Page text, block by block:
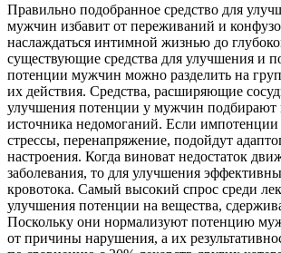
Правильно подобранное средство для
мужчин избавит от переживаний и
наслаждаться интимной жизнью до
существующие средства для улучшения и
потенции мужчин можно разделить на
их действия. Средства, расширяющие
улучшения потенции у мужчин подбирают
источника недомоганий. Если импотенции
стрессы, перенапряжение, подойдут
настроения. Когда виноват недостаток
заболевания, то для улучшения
кровотока. Самый высокий спрос среди
улучшения потенции на вещества,
Поскольку они нормализуют потенцию
от причины нарушения, а их